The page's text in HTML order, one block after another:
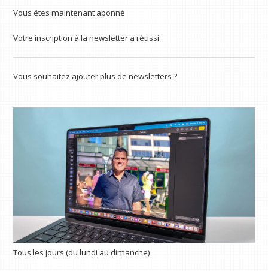
Vous êtes maintenant abonné
Votre inscription à la newsletter a réussi
Vous souhaitez ajouter plus de newsletters ?
Tous les jours (du lundi au dimanche)